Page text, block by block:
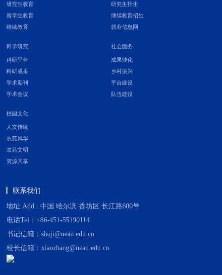
研究生教育
留学生教育
继续教育
研究生招生
继续教育招生
就业信息网
科学研究
科研平台
科研成果
学术期刊
学术会议
社会服务
成果转化
乡村振兴
平台建设
队伍建设
校园文化
人文传统
农苑风华
农苑文明
资源共享
联系我们
地址 Add : 中国 哈尔滨 香坊区 长江路600号
电话Tel：+86-451-55190114
书记信箱：shuji@neau.edu.cn
校长信箱：xiaozhang@neau.edu.cn